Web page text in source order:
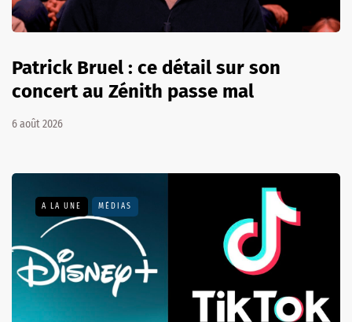
Patrick Bruel : ce détail sur son
concert au Zénith passe mal
6 août 2026
A LA UNE MÉDIAS